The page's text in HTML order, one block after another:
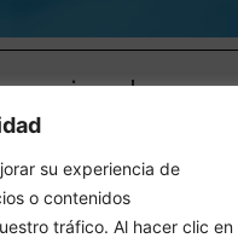
su experiencia de
o contenidos
tráfico. Al hacer clic en
singola
1 persona adulta sarà ospitata
nella camera